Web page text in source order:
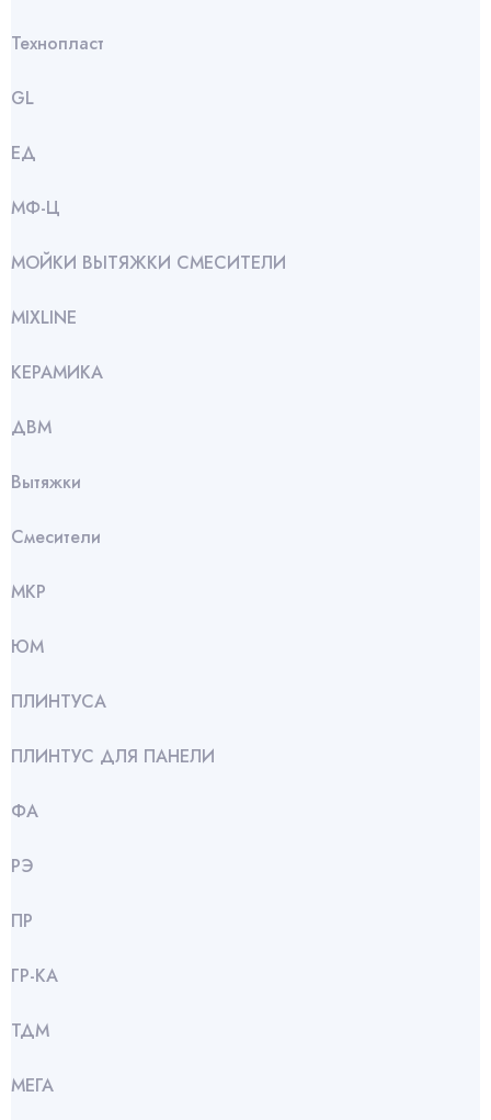
Технопласт
GL
ЕД
МФ-Ц
МОЙКИ ВЫТЯЖКИ СМЕСИТЕЛИ
МIXLINE
КЕРАМИКА
ДВМ
Вытяжки
Смесители
МКР
ЮМ
ПЛИНТУСА
ПЛИНТУС ДЛЯ ПАНЕЛИ
ФА
РЭ
ПР
ГР-КА
ТДМ
МЕГА